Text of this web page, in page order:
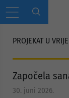
PROJEKAT U
Započela
30. juni 2026.